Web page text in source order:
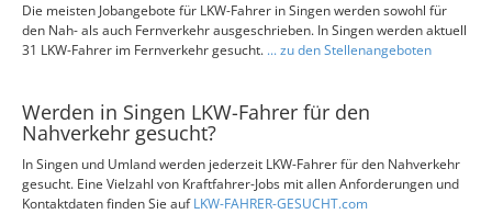
Die meisten Jobangebote für LKW-Fahrer in Singen werden sowohl für
den Nah- als auch Fernverkehr ausgeschrieben. In Singen werden aktuell
31 LKW-Fahrer im Fernverkehr gesucht. ... zu den Stellenangeboten
Werden in Singen LKW-Fahrer für den
Nahverkehr gesucht?
In Singen und Umland werden jederzeit LKW-Fahrer für den Nahverkehr
gesucht. Eine Vielzahl von Kraftfahrer-Jobs mit allen Anforderungen und
Kontaktdaten finden Sie aufLKW-FAHRER-GESUCHT.com